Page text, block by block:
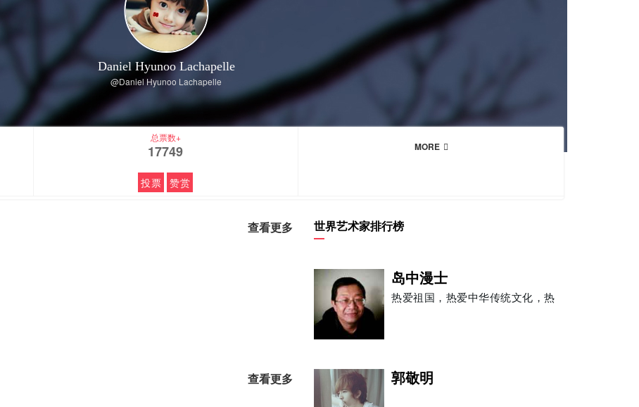
Daniel Hyunoo Lachapelle
@Daniel Hyunoo Lachapelle
总票数+
17749
投票 赞赏
MORE
查看更多
查看更多
世界艺术家排行榜
岛中漫士
热爱祖国，热爱中华传统文化，热
郭敬明